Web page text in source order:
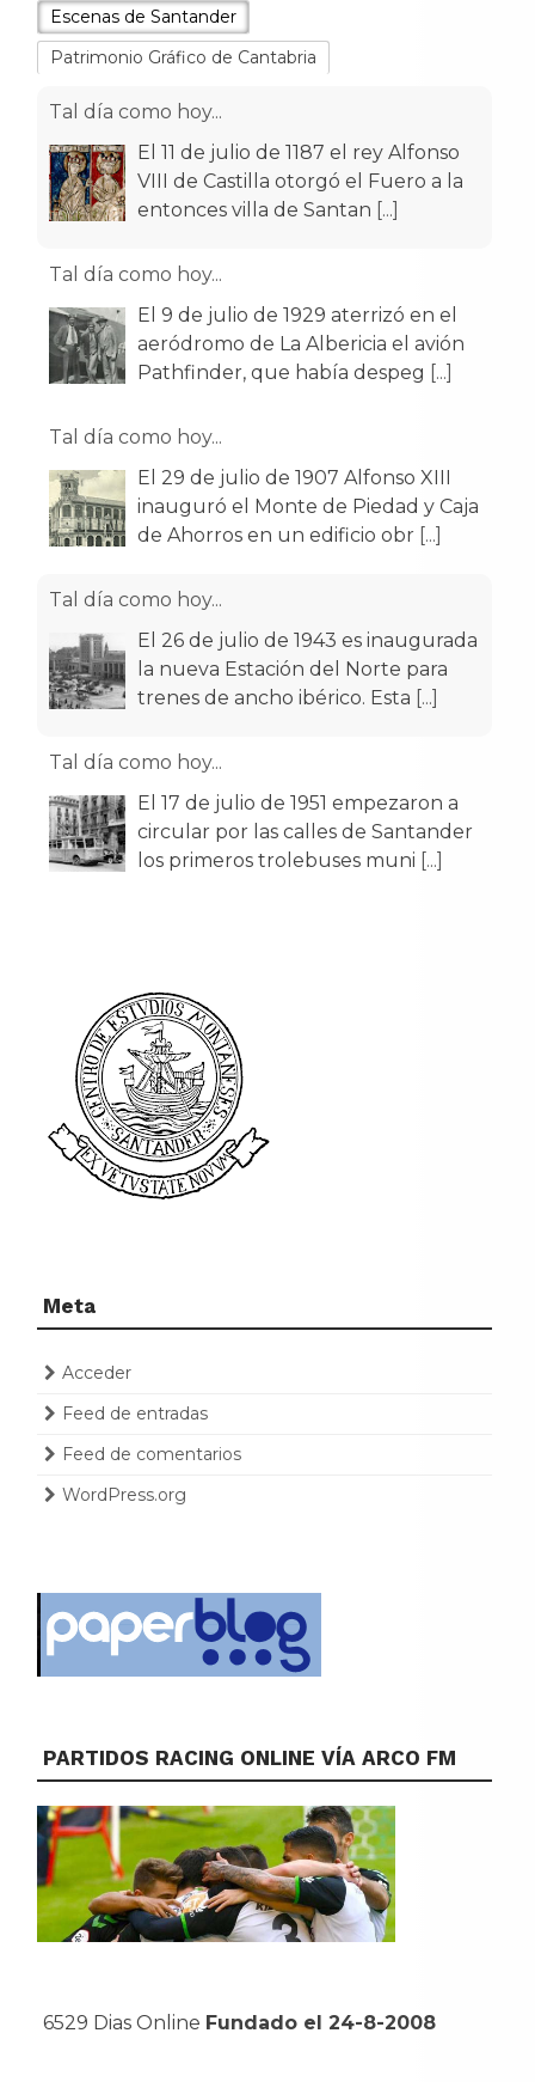
Escenas de Santander
Patrimonio Gráfico de Cantabria
Tal día como hoy...
El 11 de julio de 1187 el rey Alfonso
VIII de Castilla otorgó el Fuero a la
entonces villa de Santan [...]
Tal día como hoy...
El 9 de julio de 1929 aterrizó en el
aeródromo de La Albericia el avión
Pathfinder, que había despeg [...]
Tal día como hoy...
El 29 de julio de 1907 Alfonso XIII
inauguró el Monte de Piedad y Caja
de Ahorros en un edificio obr [...]
Tal día como hoy...
El 26 de julio de 1943 es inaugurada
la nueva Estación del Norte para
trenes de ancho ibérico. Esta [...]
Tal día como hoy...
El 17 de julio de 1951 empezaron a
circular por las calles de Santander
los primeros trolebuses muni [...]
Meta
Acceder
Feed de entradas
Feed de comentarios
WordPress.org
PARTIDOS RACING ONLINE VÍA ARCO FM
6529 Dias Online Fundado el 24-8-2008